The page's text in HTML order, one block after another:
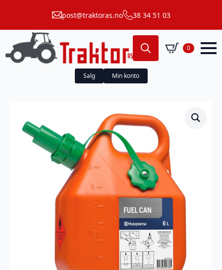
post@traktoras.no 38 34 51 03
Search
for:
0
Salg Min konto